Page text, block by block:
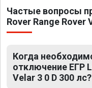
Частые вопросы
Rover Range Rover
Когда
отключение ЕГР
Velar 3 0 D 300 лс?